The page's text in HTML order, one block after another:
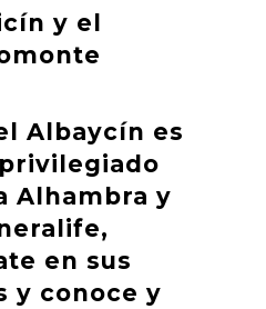
y el
Albaycín es
Alhambra y
en sus
y conoce y